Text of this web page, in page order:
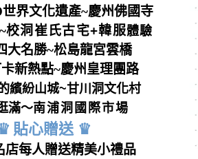
界文化遺產~慶州佛國寺
校洞崔氏古宅+韓服體驗
大名勝~松島龍宮雲橋
新熱點~慶州皇理團路
繽紛山城~甘川洞文化村
滿～南浦洞國際市場
貼⼼贈送 ♛
店每⼈贈送精美⼩禮品